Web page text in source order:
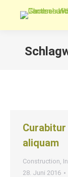
aliquam
Construction,
28. Juni 2016